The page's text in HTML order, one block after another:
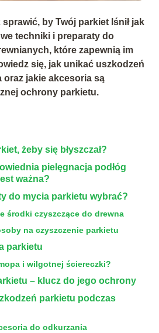
by Twój parkiet lśnił jak
techniki i preparaty do
które zapewnią im
się, jak unikać uszkodzeń
oraz jakie akcesoria są
ochrony parkietu.
żeby się błyszczał?
pielęgnacja podłóg
ważna?
do mycia parkietu wybrać?
środki czyszczące do drewna
na czyszczenie parkietu
parkietu
i wilgotnej ściereczki?
– klucz do jego ochrony
parkietu podczas
do odkurzania